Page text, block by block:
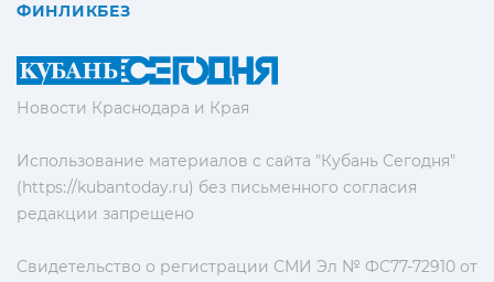
Новости Краснодара и Края
Использование материалов с сайта "Кубань Сегодня"
(https://kubantoday.ru) без письменного согласия
редакции запрещено
Свидетельство о регистрации СМИ Эл № ФС77-72910 от
ФИНЛИКБЕЗ